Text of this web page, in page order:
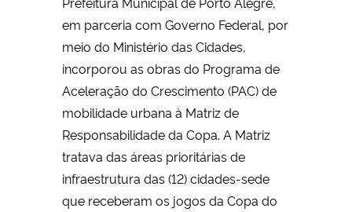
em parceria com Governo Federal, por
meio do Ministério das Cidades,
incorporou as obras do Programa de
Aceleração do Crescimento (PAC) de
mobilidade urbana à Matriz de
Responsabilidade da Copa. A Matriz
tratava das áreas prioritárias de
infraestrutura das (12) cidades-sede
que receberam os jogos da Copa do